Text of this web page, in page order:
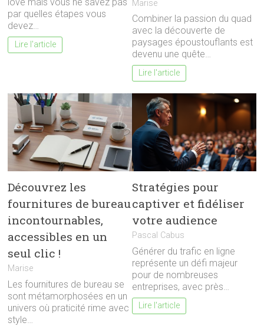
par quelles étapes vous
devez…
Lire l'article
Marise
Combiner la passion du quad
avec la découverte de
paysages époustouflants est
devenu une quête…
Lire l'article
Découvrez les
fournitures de bureau
incontournables,
accessibles en un
seul clic !
Marise
Les fournitures de bureau se
sont métamorphosées en un
univers où praticité rime avec
style…
Stratégies pour
captiver et fidéliser
votre audience
Pascal Cabus
Générer du trafic en ligne
représente un défi majeur
pour de nombreuses
entreprises, avec près…
Lire l'article